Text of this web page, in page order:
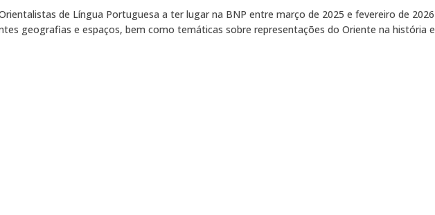
de Língua Portuguesa a ter lugar na BNP entre março de 2025 e fevereiro de 2026
geografias e espaços, bem como temáticas sobre representações do Oriente na história e